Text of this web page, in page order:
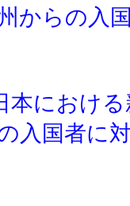
からの入
本におけ
入国者に